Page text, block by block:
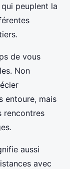
peuplent la
de vous
Non
entoure, mais
rencontres
aussi
avec